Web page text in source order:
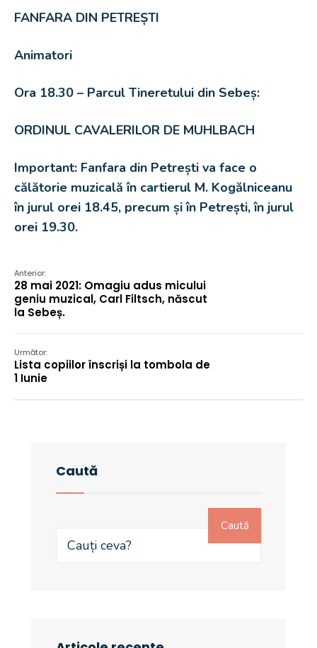
FANFARA DIN PETREȘTI
Animatori
Ora 18.30 – Parcul Tineretului din Sebeș:
ORDINUL CAVALERILOR DE MUHLBACH
Important: Fanfara din Petrești va face o
călătorie muzicală în cartierul M. Kogălniceanu
în jurul orei 18.45, precum și în Petrești, în jurul
orei 19.30.
Anterior:
28 mai 2021: Omagiu adus micului
geniu muzical, Carl Filtsch, născut
la Sebeș.
Următor:
Lista copiilor înscriși la tombola de
1 Iunie
Caută
Caută